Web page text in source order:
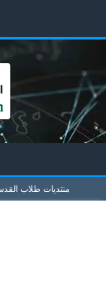
منتديات طلاب